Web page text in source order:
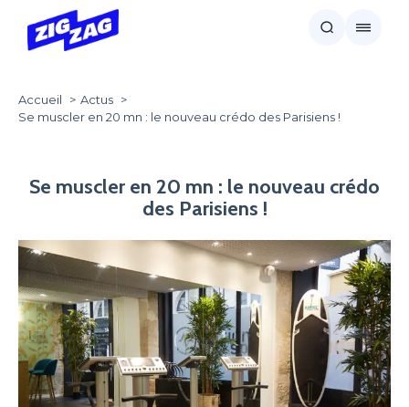
Accueil
Actus
Se muscler en 20 mn : le nouveau crédo des Parisiens !
Se muscler en 20 mn : le nouveau crédo
des Parisiens !